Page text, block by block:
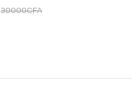
30000CFA